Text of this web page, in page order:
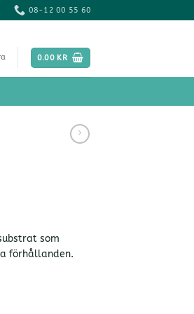
08-12 00 55 60
0.00 KR
som
förhållanden.